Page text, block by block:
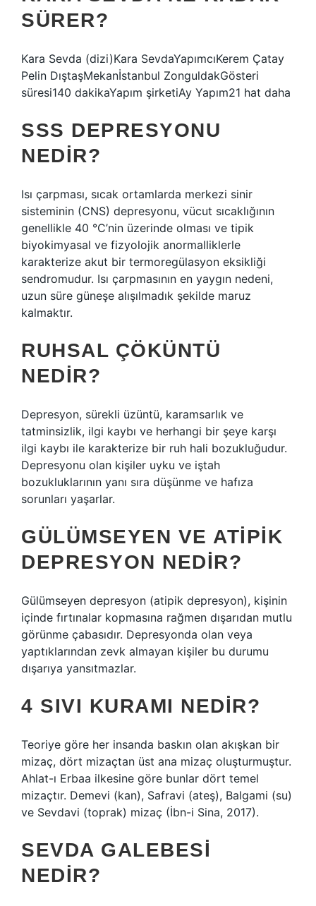
SÜRER?
Kara Sevda (dizi)Kara SevdaYapımcıKerem Çatay
Pelin DıştaşMekanİstanbul ZonguldakGösteri
süresi140 dakikaYapım şirketiAy Yapım21 hat daha
SSS DEPRESYONU
NEDIR?
Isı çarpması, sıcak ortamlarda merkezi sinir
sisteminin (CNS) depresyonu, vücut sıcaklığının
genellikle 40 °C’nin üzerinde olması ve tipik
biyokimyasal ve fizyolojik anormalliklerle
karakterize akut bir termoregülasyon eksikliği
sendromudur. Isı çarpmasının en yaygın nedeni,
uzun süre güneşe alışılmadık şekilde maruz
kalmaktır.
RUHSAL ÇÖKÜNTÜ
NEDIR?
Depresyon, sürekli üzüntü, karamsarlık ve
tatminsizlik, ilgi kaybı ve herhangi bir şeye karşı
ilgi kaybı ile karakterize bir ruh hali bozukluğudur.
Depresyonu olan kişiler uyku ve iştah
bozukluklarının yanı sıra düşünme ve hafıza
sorunları yaşarlar.
GÜLÜMSEYEN VE ATIPIK
DEPRESYON NEDIR?
Gülümseyen depresyon (atipik depresyon), kişinin
içinde fırtınalar kopmasına rağmen dışarıdan mutlu
görünme çabasıdır. Depresyonda olan veya
yaptıklarından zevk almayan kişiler bu durumu
dışarıya yansıtmazlar.
4 SIVI KURAMI NEDIR?
Teoriye göre her insanda baskın olan akışkan bir
mizaç, dört mizaçtan üst ana mizaç oluşturmuştur.
Ahlat-ı Erbaa ilkesine göre bunlar dört temel
mizaçtır. Demevi (kan), Safravi (ateş), Balgami (su)
ve Sevdavi (toprak) mizaç (İbn-i Sina, 2017).
SEVDA GALEBESI
NEDIR?